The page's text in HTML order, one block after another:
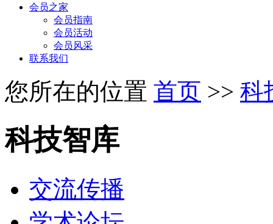
会员之家
会员指南
会员活动
会员风采
联系我们
您所在的位置 首页 >> 科
科技智库
交流传播